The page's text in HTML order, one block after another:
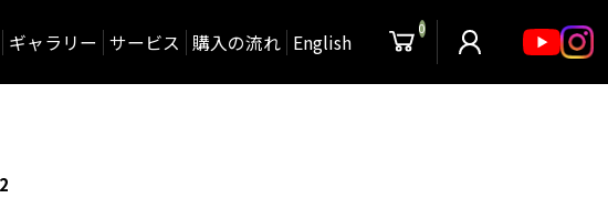
ギャラリー サービス 購入の流れ English
0